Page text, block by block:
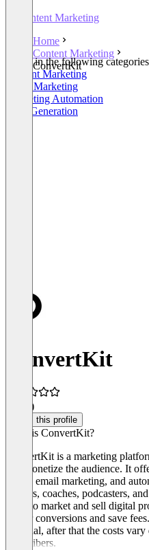
Content Marketing
Home
Content Marketing
ConvertKit
Listed in the following
Content Marketing
Email Marketing
Marketing Automation
Lead Generation
ConvertKit
(2)
Claim this profile
What is ConvertKit?
ConvertKit is a marketing
and monetize the audience. It
forms, email marketing, and
authors, coaches, podcasters,
users to market and sell digital
higher conversions and save
free trial, after that the costs
subscribers.